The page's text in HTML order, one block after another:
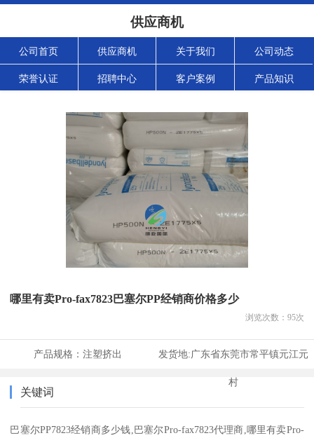
供应商机
公司首页 供应商机 关于我们 公司动态
荣誉认证 招聘中心 客户案例 产品知识
哪里有卖Pro-fax7823巴塞尔PP经销商价格多少
浏览次数： 95次
产品规格： 注塑挤出 发货地:广东省东莞市常平镇元江元
村
关键词
巴塞尔PP7823经销商多少钱,巴塞尔Pro-fax7823代理商,哪里有卖Pro-